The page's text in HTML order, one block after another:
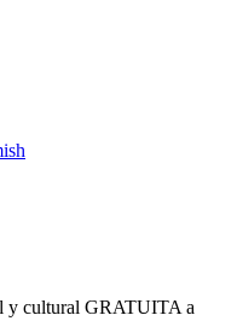
y cultural GRATUITA a